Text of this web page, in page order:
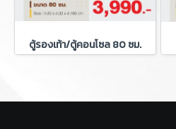
ตู้รองเท้า/ตู้คอนโซล 80 ซม.